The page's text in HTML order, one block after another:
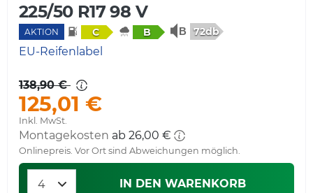
225/50 R17 98 V
AKTION C B 72db
EU-Reifenlabel
138,90 €
125,01 €
Inkl. MwSt.
Montagekosten ab 26,00 €
Onlinepreis. Vor Ort sind Abweichungen möglich.
IN DEN WARENKORB